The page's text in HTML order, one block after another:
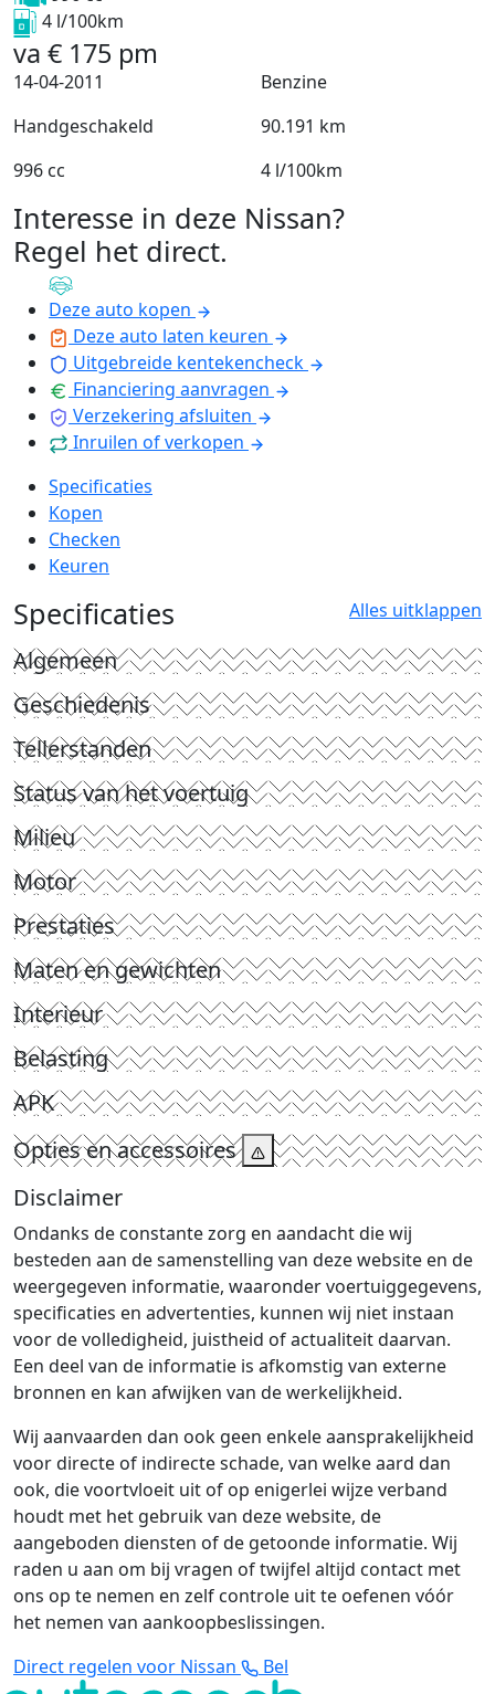
4 l/100km
va € 175 pm
14-04-2011
Benzine
Handgeschakeld
90.191 km
996 cc
4 l/100km
Interesse in deze Nissan?
Regel het direct.
Deze auto kopen
Deze auto laten keuren
Uitgebreide kentekencheck
Financiering aanvragen
Verzekering afsluiten
Inruilen of verkopen
Specificaties
Kopen
Checken
Keuren
Specificaties Alles uitklappen
Algemeen
Geschiedenis
Tellerstanden
Status van het voertuig
Milieu
Motor
Prestaties
Maten en gewichten
Interieur
Belasting
APK
Opties en accessoires
Disclaimer
Ondanks de constante zorg en aandacht die wij
besteden aan de samenstelling van deze website en de
weergegeven informatie, waaronder voertuiggegevens,
specificaties en advertenties, kunnen wij niet instaan
voor de volledigheid, juistheid of actualiteit daarvan.
Een deel van de informatie is afkomstig van externe
bronnen en kan afwijken van de werkelijkheid.
Wij aanvaarden dan ook geen enkele aansprakelijkheid
voor directe of indirecte schade, van welke aard dan
ook, die voortvloeit uit of op enigerlei wijze verband
houdt met het gebruik van deze website, de
aangeboden diensten of de getoonde informatie. Wij
raden u aan om bij vragen of twijfel altijd contact met
ons op te nemen en zelf controle uit te oefenen vóór
het nemen van aankoopbeslissingen.
Direct regelen voor Nissan
Bel